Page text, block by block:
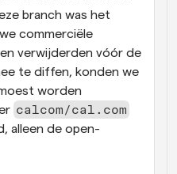
branch was het
commerciële
verwijderden vóór de
te diffen, konden we
worden
calcom/cal.com
alleen de open-